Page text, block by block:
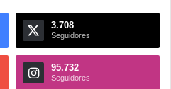
3.708
Seguidores
95.732
Seguidores